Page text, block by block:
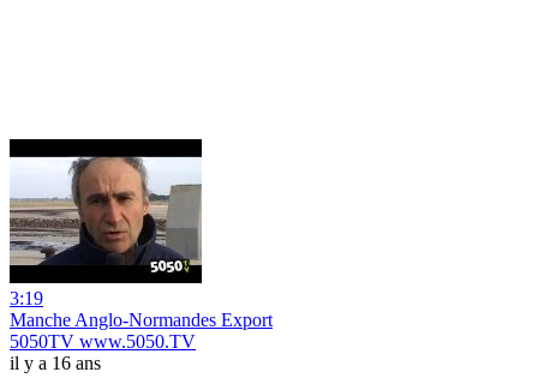
3:19
Manche Anglo-Normandes Export
5050TV www.5050.TV
il y a 16 ans